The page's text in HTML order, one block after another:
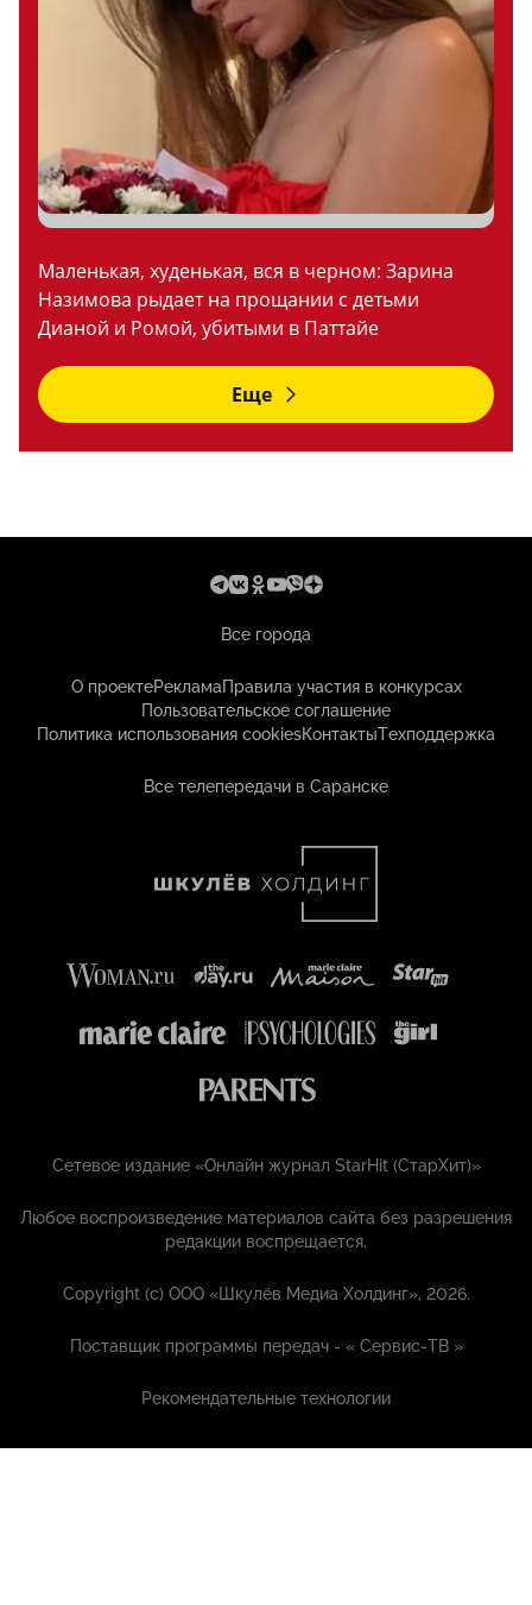
Маленькая, худенькая, вся в черном: Зарина
Назимова рыдает на прощании с детьми
Дианой и Ромой, убитыми в Паттайе
Еще
Все города
О проектеРекламаПравила участия в конкурсах
Пользовательское соглашение
Политика использования cookiesКонтактыТехподдержка
Все телепередачи в Саранске
Сетевое издание «Онлайн журнал StarHit (СтарХит)»
Любое воспроизведение материалов сайта без разрешения
редакции воспрещается.
Copyright (с) ООО «Шкулёв Медиа Холдинг», 2026.
Поставщик программы передач - «Сервис-ТВ »
Рекомендательные технологии